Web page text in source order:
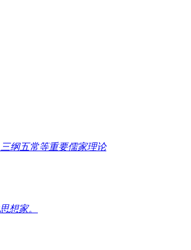
纲五常等重要儒家理论
想家。